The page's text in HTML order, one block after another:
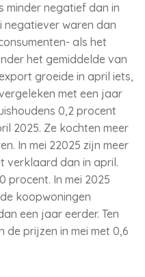
minder negatief dan in
negatiever waren dan
als het
het gemiddelde van
groeide in april iets,
met een jaar
0,2 procent
2025. Ze kochten meer
In mei 22025 zijn meer
verklaard dan in april.
procent. In mei 2025
koopwoningen
een jaar eerder. Ten
prijzen in mei met 0,6